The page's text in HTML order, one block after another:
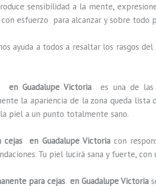
sensibilidad a la mente,
esfuerzo para alcanzar y sobre todo
ayuda a todos a resaltar los rasgos
en Guadalupe Victoriaes una de
la apariencia de la zona queda lista
piel a un punto totalmente sano.
en Guadalupe Victoriacon
Tu piel lucirá sana y fuerte,
para cejas en Guadalupe Victoria